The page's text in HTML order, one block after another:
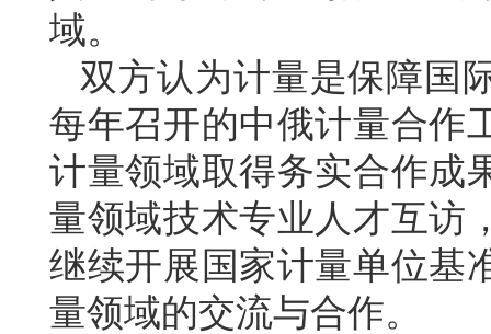
域。
双方认为计量是保障国
每年召开的中俄计量合作
计量领域取得务实合作成
量领域技术专业人才互访
继续开展国家计量单位基
量领域的交流与合作。